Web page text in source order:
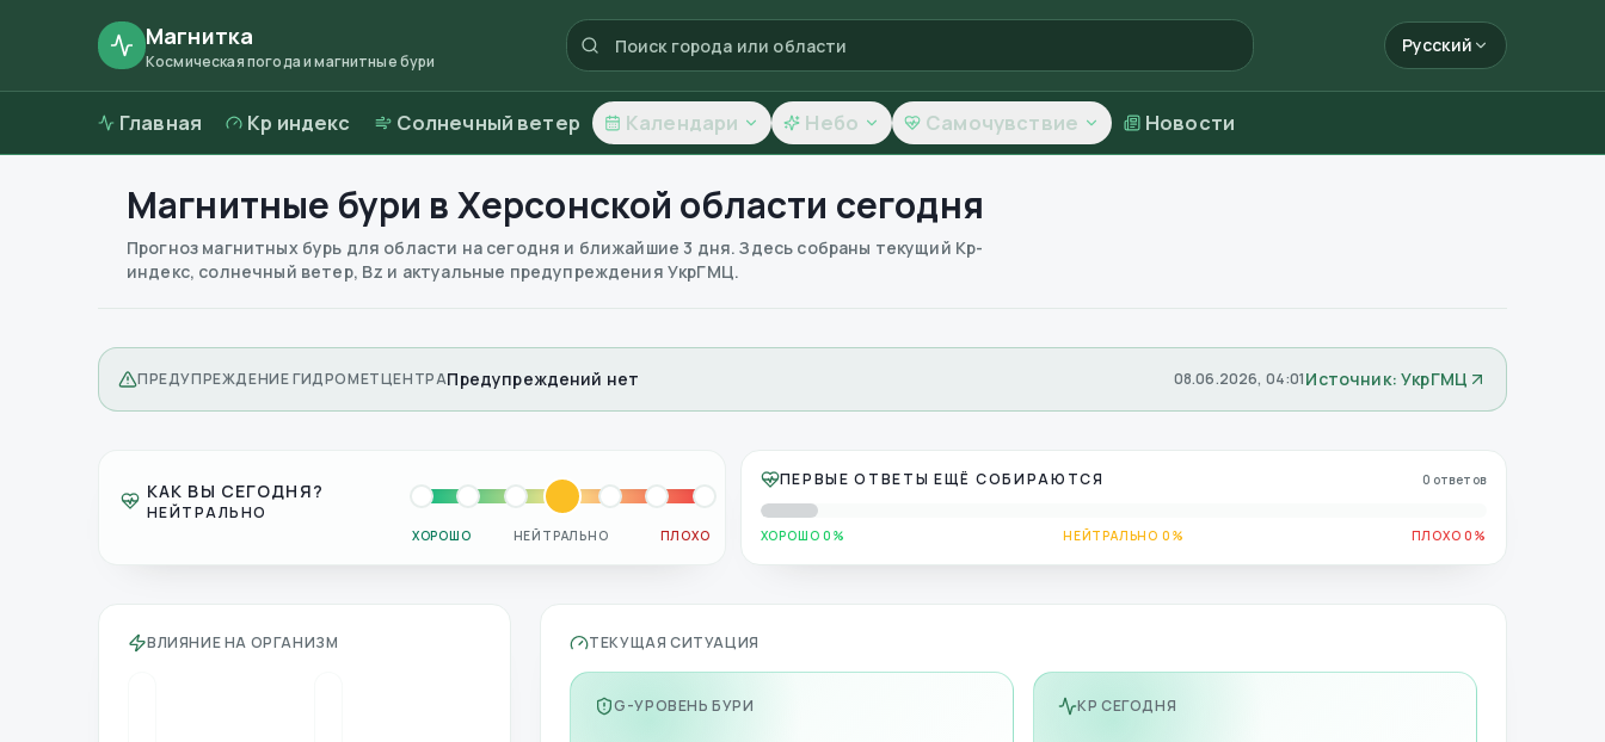
Магнитка
Космическая погода и магнитные бури
Русский
Главная Kp индекс Солнечный ветер Календари Небо Самочувствие Новости
Магнитные бури вХерсонской области сегодня
Прогноз магнитных бурь для области на сегодня и ближайшие 3 дня. Здесь собраны текущий Kp-
индекс, солнечный ветер, Bz и актуальные предупреждения УкрГМЦ.
ПРЕДУПРЕЖДЕНИЕ ГИДРОМЕТЦЕНТРАПредупреждений нет 08.06.2026, 04:01Источник: УкрГМЦ
КАК ВЫ СЕГОДНЯ?
НЕЙТРАЛЬНО
ХОРОШО НЕЙТРАЛЬНО ПЛОХО
ПЕРВЫЕ ОТВЕТЫ ЕЩЁ СОБИРАЮТСЯ 0 ответов
ХОРОШО 0% НЕЙТРАЛЬНО 0% ПЛОХО 0%
ВЛИЯНИЕ НА ОРГАНИЗМ ТЕКУЩАЯ СИТУАЦИЯ
G-УРОВЕНЬ БУРИ KP СЕГОДНЯ